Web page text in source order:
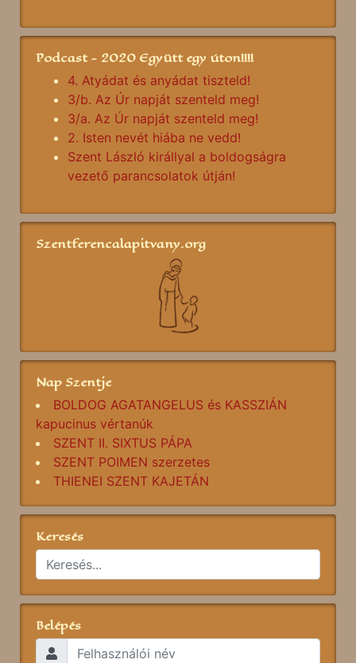
Podcast - 2020 Együtt egy úton!!!!
4. Atyádat és anyádat tiszteld!
3/b. Az Úr napját szenteld meg!
3/a. Az Úr napját szenteld meg!
2. Isten nevét hiába ne vedd!
Szent László királlyal a boldogságra
vezető parancsolatok útján!
Szentferencalapitvany.org
Nap Szentje
BOLDOG AGATANGELUS és KASSZIÁN
kapucinus vértanúk
SZENT II. SIXTUS PÁPA
SZENT POIMEN szerzetes
THIENEI SZENT KAJETÁN
Keresés
Belépés